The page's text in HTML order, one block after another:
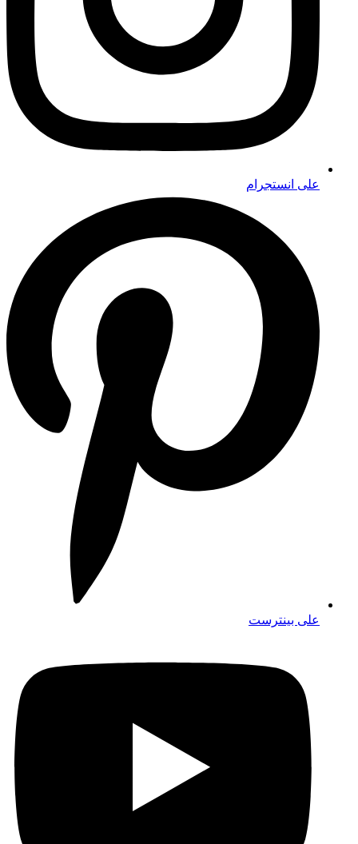
على انستجرام
على بينترست